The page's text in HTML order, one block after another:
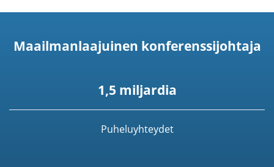
Maailmanlaajuinen konferenssijohtaja
1,5 miljardia
Puheluyhteydet